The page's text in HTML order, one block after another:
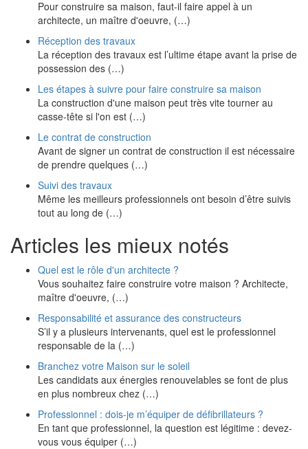
Pour construire sa maison, faut-il faire appel à un
architecte, un maître d'oeuvre, (…)
Réception des travaux
La réception des travaux est l’ultime étape avant la prise de
possession des (…)
Les étapes à suivre pour faire construire sa maison
La construction d'une maison peut très vite tourner au
casse-tête si l'on est (…)
Le contrat de construction
Avant de signer un contrat de construction il est nécessaire
de prendre quelques (…)
Suivi des travaux
Même les meilleurs professionnels ont besoin d’être suivis
tout au long de (…)
Articles les mieux notés
Quel est le rôle d'un architecte ?
Vous souhaitez faire construire votre maison ? Architecte,
maître d'oeuvre, (…)
Responsabilité et assurance des constructeurs
S’il y a plusieurs intervenants, quel est le professionnel
responsable de la (…)
Branchez votre Maison sur le soleil
Les candidats aux énergies renouvelables se font de plus
en plus nombreux chez (…)
Professionnel : dois-je m’équiper de défibrillateurs ?
En tant que professionnel, la question est légitime : devez-
vous vous équiper (…)